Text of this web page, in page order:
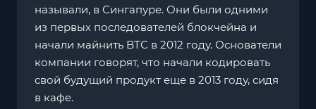
называли, в Сингапуре. Они были одними
из первых последователей блокчейна и
начали майнить BTC в 2012 году. Основатели
компании говорят, что начали кодировать
свой будущий продукт еще в 2013 году, сидя
в кафе.